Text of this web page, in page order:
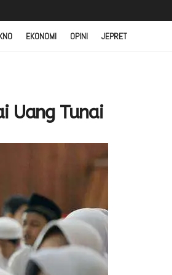
EKONOMI OPINI JEPRET
Uang Tunai